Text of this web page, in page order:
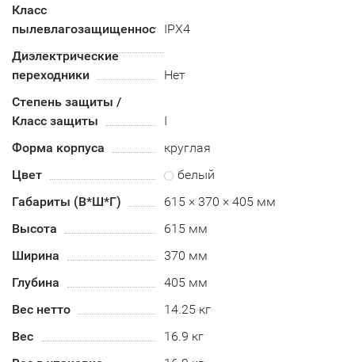
Класс
пылевлагозащищенностиIPX4
Диэлектрические
переходники
Нет
Степень защиты /
Класс защиты
I
Форма корпуса
круглая
Цвет
белый
Габариты (В*Ш*Г)
615 × 370 × 405 мм
Высота
615 мм
Ширина
370 мм
Глубина
405 мм
Вес нетто
14.25 кг
Вес
16.9 кг